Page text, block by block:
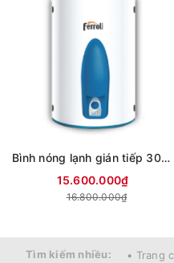
Bình nóng lạnh gián tiếp 300 lít Ferroli Aqua store
15.600.000₫
16.800.000₫
Tìm kiếm nhiều: • Trang